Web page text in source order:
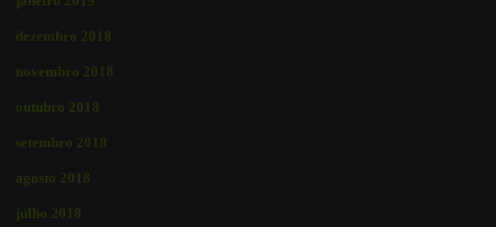
dezembro 2018
novembro 2018
outubro 2018
setembro 2018
agosto 2018
julho 2018